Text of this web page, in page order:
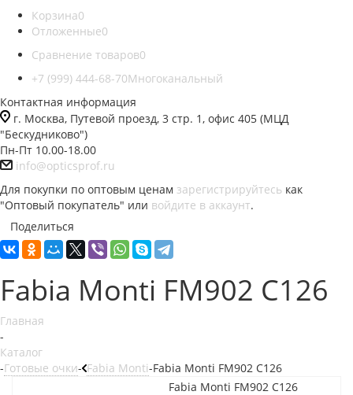
Корзина0
Отложенные0
Сравнение товаров0
+7 (999) 444-68-70Многоканальный
Контактная информация
г. Москва, Путевой проезд, 3 стр. 1, офис 405 (МЦД
"Бескудниково")
Пн-Пт 10.00-18.00
info@opticsprof.ru
Для покупки по оптовым ценам зарегистрируйтесь как
"Оптовый покупатель" или войдите в аккаунт.
Поделиться
Fabia Monti FM902 C126
Главная
-
Каталог
-Готовые очки- Fabia Monti-Fabia Monti FM902 C126
Fabia Monti FM902 C126